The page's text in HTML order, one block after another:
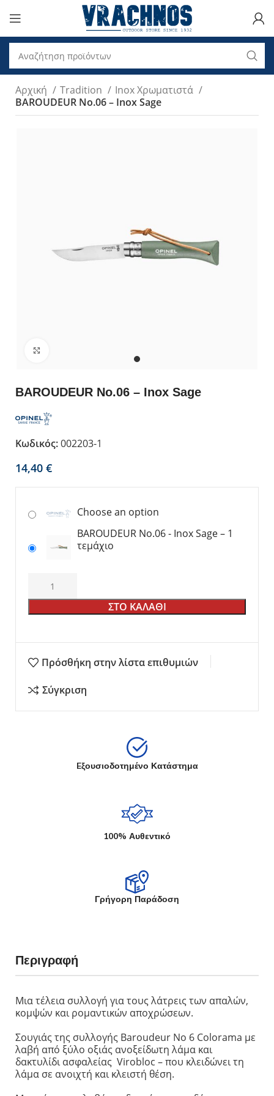
Αρχική Tradition
Inox Χρωματιστά
BAROUDEUR No.06 – Inox Sage
BAROUDEUR No.06 – Inox Sage
Κωδικός:002203-1
€
Choose an option
BAROUDEUR No.06 - Inox Sage – 1
τεμάχιο
ΣΤΟ ΚΑΛΑΘΙ
Πρόσθήκη στην λίστα επιθυμιών
Σύγκριση
Eξουσιοδοτημένο Κατάστημα
100% Αυθεντικό
Γρήγορη Παράδοση
Περιγραφή
Μια τέλεια συλλογή για τους λάτρεις των απαλών,
κομψών και ρομαντικών αποχρώσεων.
Σουγιάς της συλλογής Baroudeur No 6 Colorama με
λαβή από ξύλο οξιάς ανοξείδωτη λάμα και
δακτυλίδι ασφαλείας Virobloc – που κλειδώνει τη
λάμα σε ανοιχτή και κλειστή θέση.